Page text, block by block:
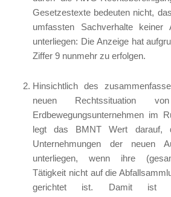
Gesetzestexte bedeuten nicht,
umfassten Sachverhalte keiner
unterliegen: Die Anzeige hat
Ziffer 9 nunmehr zu erfolgen.
Hinsichtlich des
neuen Rechtssituation
Erdbewegungsunternehmen im
legt das BMNT Wert darauf,
Unternehmungen der neuen
unterliegen, wenn ihre
Tätigkeit nicht auf die
gerichtet ist. Damit ist